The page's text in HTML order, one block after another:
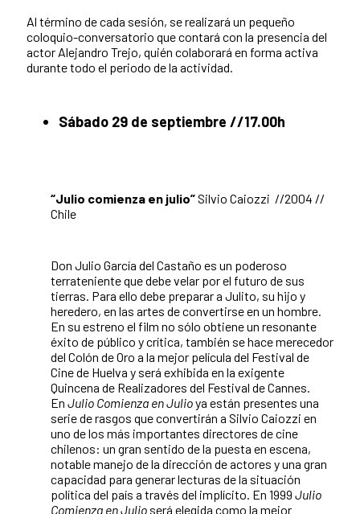
Al término de cada sesión, se realizará un pequeño
coloquio-conversatorio que contará con la presencia del
actor Alejandro Trejo, quién colaborará en forma activa
durante todo el periodo de la actividad.
Sábado 29 de septiembre //17.00h
“Julio comienza en julio”Silvio Caiozzi //2004 //
Chile
Don Julio García del Castaño es un poderoso
terrateniente que debe velar por el futuro de sus
tierras. Para ello debe preparar a Julito, su hijo y
heredero, en las artes de convertirse en un hombre.
En su estreno el film no sólo obtiene un resonante
éxito de público y crítica, también se hace merecedor
del Colón de Oro a la mejor película del Festival de
Cine de Huelva y será exhibida en la exigente
Quincena de Realizadores del Festival de Cannes.
En Julio Comienza en Julioya están presentes una
serie de rasgos que convertirán a Silvio Caiozzi en
uno de los más importantes directores de cine
chilenos: un gran sentido de la puesta en escena,
notable manejo de la dirección de actores y una gran
capacidad para generar lecturas de la situación
política del país a través del implícito. En 1999 Julio
Comienza en Julio será elegida como la mejor